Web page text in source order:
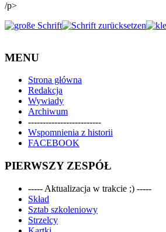
/p>
MENU
Strona główna
Redakcja
Wywiady
Archiwum
-------------------------
Wspomnienia z historii
FACEBOOK
PIERWSZY ZESPÓŁ
----- Aktualizacja w trakcie ;) -----
Skład
Sztab szkoleniowy
Strzelcy